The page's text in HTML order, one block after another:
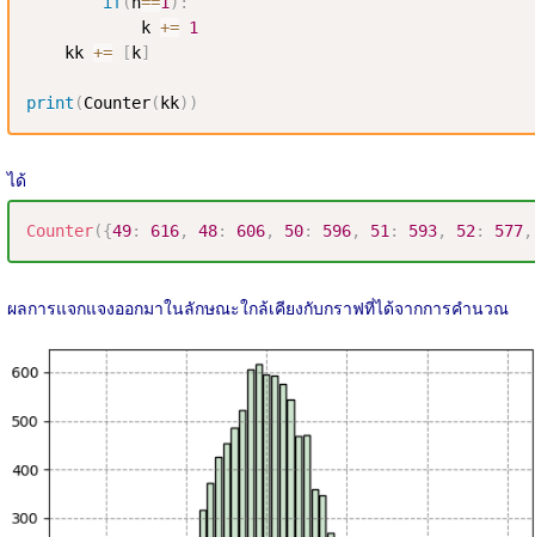
            k
+= 1
    kk
+= [k]
print (Counter(kk) )
ได้
Counter({49: 616, 48: 606, 50: 596, 51 : 593, 52: 577,
ผลการแจกแจงออกมาในลักษณะใกล้เคียงกับกราฟที่ได้จากการคำนวณ